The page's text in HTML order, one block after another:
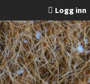
Logg inn